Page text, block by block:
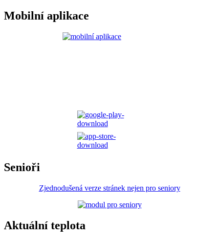
Mobilní aplikace
Senioři
Zjednodušená verze stránek nejen pro seniory
Aktuální teplota